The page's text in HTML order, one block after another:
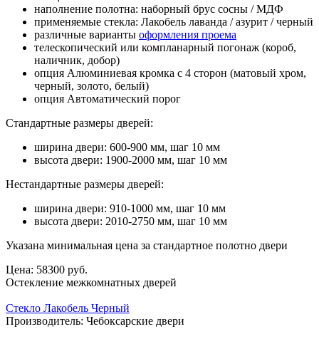
наполнение полотна: наборный брус сосны / МДФ
применяемые стекла: Лакобель лаванда / азурит / черный
различные варианты оформления проема
телескопический или компланарный погонаж (короб,
наличник, добор)
опция Алюминиевая кромка с 4 сторон (матовый хром,
черный, золото, белый)
опция Автоматический порог
Стандартные размеры дверей:
ширина двери: 600-900 мм, шаг 10 мм
высота двери: 1900-2000 мм, шаг 10 мм
Нестандартные размеры дверей:
ширина двери: 910-1000 мм, шаг 10 мм
высота двери: 2010-2750 мм, шаг 10 мм
Указана минимальная цена за стандартное полотно двери
Цена: 58300 руб.
Остекление межкомнатных дверей
Стекло Лакобель Черный
Производитель: Чебоксарские двери